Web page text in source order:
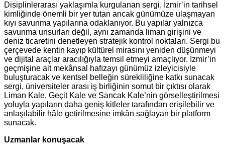
Disiplinlerarası yaklaşımla kurgulanan sergi, İzmir’in tarihsel
kimliğinde önemli bir yer tutan ancak günümüze ulaşmayan
kıyı savunma yapılarına odaklanıyor. Bu yapılar yalnızca
savunma unsurları değil, aynı zamanda liman girişini ve
deniz ticaretini denetleyen stratejik kontrol noktaları. Sergi bu
çerçevede kentin kayıp kültürel mirasını yeniden düşünmeyi
ve dijital araçlar aracılığıyla temsil etmeyi amaçlıyor. İzmir’in
geçmişine ait mekânsal hafızayı günümüz izleyicisiyle
buluşturacak ve kentsel belleğin sürekliliğine katkı sunacak
sergi, üniversiteler arası iş birliğinin somut bir çıktısı olarak
Liman Kale, Geçit Kale ve Sancak Kale’nin görselleştirilmesi
yoluyla yapıların daha geniş kitleler tarafından erişilebilir ve
anlaşılabilir hâle getirilmesine imkân sağlayan bir platform
sunacak.
Uzmanlar konuşacak